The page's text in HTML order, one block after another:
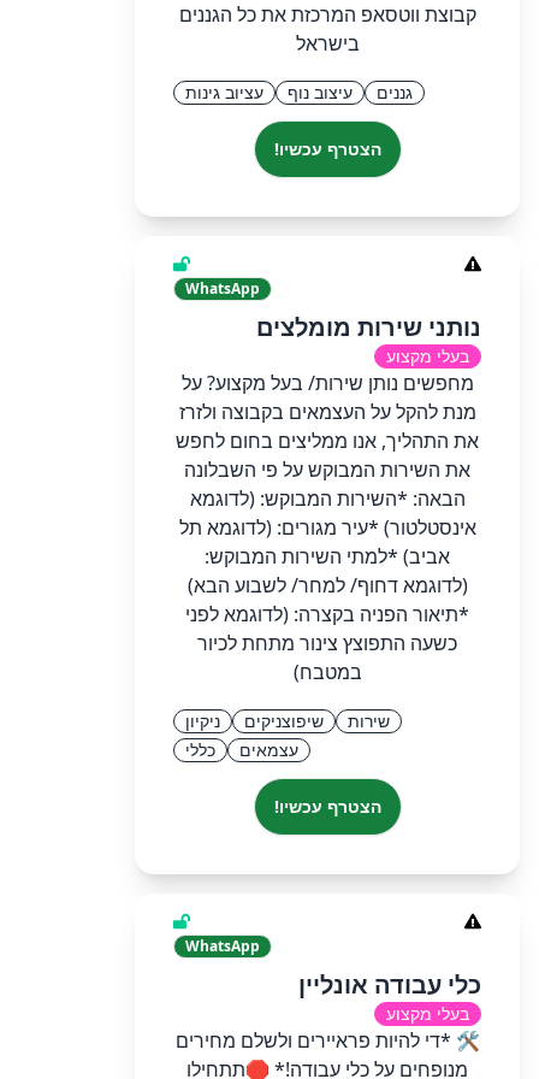
קבוצת ווטסאפ המרכזת את כל הגננים
בישראל
גננים עיצוב נוף עציוב גינות
הצטרף עכשיו!
WhatsApp
נותני שירות מומלצים
בעלי מקצוע
מחפשים נותן שירות/ בעל מקצוע? על
מנת להקל על העצמאים בקבוצה ולזרז
את התהליך, אנו ממליצים בחום לחפש
את השירות המבוקש על פי השבלונה
הבאה: *השירות המבוקש: (לדוגמא
אינסטלטור) *עיר מגורים: (לדוגמא תל
אביב) *למתי השירות המבוקש:
(לדוגמא דחוף/ למחר/ לשבוע הבא)
*תיאור הפניה בקצרה: (לדוגמא לפני
כשעה התפוצץ צינור מתחת לכיור
במטבח)
שירות שיפוצניקים
ניקיון
עצמאים
כללי
הצטרף עכשיו!
WhatsApp
כלי עבודה אונליין
בעלי מקצוע
​🛠️ *די להיות פראיירים ולשלם מחירים
מנופחים על כלי עבודה!* 🛑 ​תתחילו